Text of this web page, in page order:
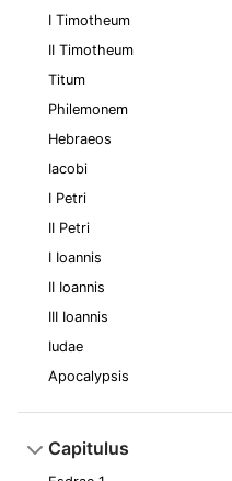
I Timotheum
II Timotheum
Titum
Philemonem
Hebraeos
Iacobi
I Petri
II Petri
I Ioannis
II Ioannis
III Ioannis
Iudae
Apocalypsis
Capitulus